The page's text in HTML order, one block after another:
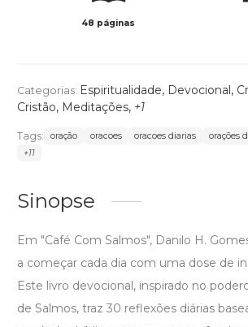
48 páginas
Categorias: Espiritualidade, Devocional,
Cristão, Meditações, +1
Tags: oração oracoes oracoes diarias orações
+11
Sinopse
Em "Café Com Salmos", Danilo H.
a começar cada dia com uma dose de
Este livro devocional, inspirado no
de Salmos, traz 30 reflexões diárias